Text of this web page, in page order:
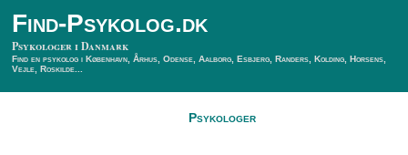
Find-Psykolog.dk
Psykologer i Danmark
Find en psykolog i København, Århus, Odense, Aalborg, Esbjerg, Randers, Kolding, Horsens,
Vejle, Roskilde...
Psykologer